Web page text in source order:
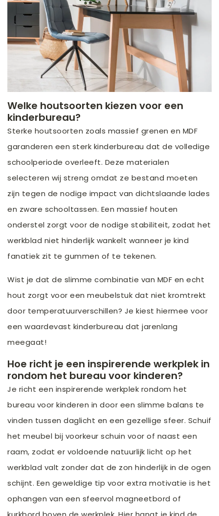
Welke houtsoorten kiezen voor een
kinderbureau?
Sterke houtsoorten zoals massief grenen en MDF
garanderen een sterk kinderbureau dat de volledige
schoolperiode overleeft. Deze materialen
selecteren wij streng omdat ze bestand moeten
zijn tegen de nodige impact van dichtslaande lades
en zware schooltassen. Een massief houten
onderstel zorgt voor de nodige stabiliteit, zodat het
werkblad niet hinderlijk wankelt wanneer je kind
fanatiek zit te gummen of te tekenen.
Wist je dat de slimme combinatie van MDF en echt
hout zorgt voor een meubelstuk dat niet kromtrekt
door temperatuurverschillen? Je kiest hiermee voor
een waardevast kinderbureau dat jarenlang
meegaat!
Hoe richt je een inspirerende werkplek in
rondom het bureau voor kinderen?
Je richt een inspirerende werkplek rondom het
bureau voor kinderen in door een slimme balans te
vinden tussen daglicht en een gezellige sfeer. Schuif
het meubel bij voorkeur schuin voor of naast een
raam, zodat er voldoende natuurlijk licht op het
werkblad valt zonder dat de zon hinderlijk in de ogen
schijnt. Een geweldige tip voor extra motivatie is het
ophangen van een sfeervol magneetbord of